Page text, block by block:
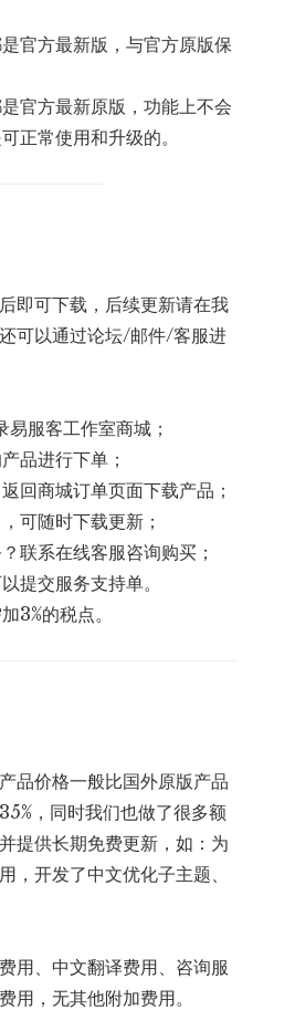
官方最新版，与官方原版保
官方最新原版，功能上不会
正常使用和升级的。
即可下载，后续更新请在我
可以通过论坛/邮件/客服进
服客工作室商城；
品进行下单；
回商城订单页面下载产品；
可随时下载更新；
联系在线客服咨询购买；
提交服务支持单。
3%的税点。
品价格一般比国外原版产品
，同时我们也做了很多额
提供长期免费更新，如：为
，开发了中文优化子主题、
用、中文翻译费用、咨询服
用，无其他附加费用。